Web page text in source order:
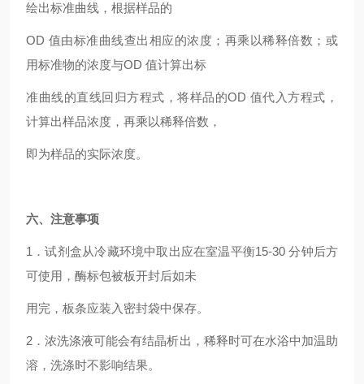
绘出标准曲线，根据样品的
OD 值由标准曲线查出相应的浓度；再乘以稀释倍数；或
用标准物的浓度与OD 值计算出标
准曲线的直线回归方程式，将样品的OD 值代入方程式，
计算出样品浓度，再乘以稀释倍数，
即为样品的实际浓度。
六、注意事项
1 ．试剂盒从冷藏环境中取出应在室温平衡15-30 分钟后方
可使用，酶标包被板开封后如未
用完，板条应装入密封袋中保存。
2 ．浓洗涤液可能会有结晶析出，稀释时可在水浴中加温助
溶，洗涤时不影响结果。